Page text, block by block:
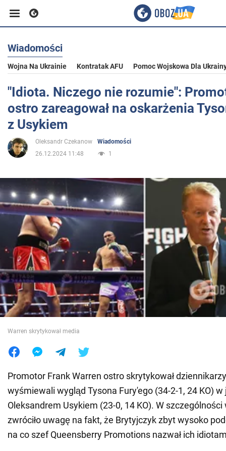
Biznes
Sport
Rozrywka
Życie
Społeczeństwo
Wojna na Ukrainie
Świat
Jedzenie
Wiadomości
Wojna Na Ukrainie Kontratak AFU Pomoc Wojskowa Dla
"Idiota. Niczego nie rozumie":
ostro zareagował na oskarżenia
z Usykiem
Oleksandr Czekanow
Wiadomości
26.12.2024 11:48
1
Warren skrytykował media
Promotor Frank Warren ostro skrytykował
wyśmiewali wygląd Tysona Fury'ego (34-2-1, 24 KO)
Oleksandrem Usykiem (23-0, 14 KO). W
zwróciło uwagę na fakt, że Brytyjczyk zbyt wysoko
na co szef Queensberry Promotions nazwał ich